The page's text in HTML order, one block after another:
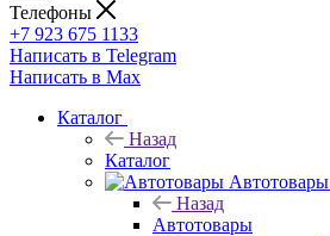
Телефоны
+7 923 675 1133
Написать в Telegram
Написать в Max
Каталог
Назад
Каталог
Автотовары
Назад
Автотовары